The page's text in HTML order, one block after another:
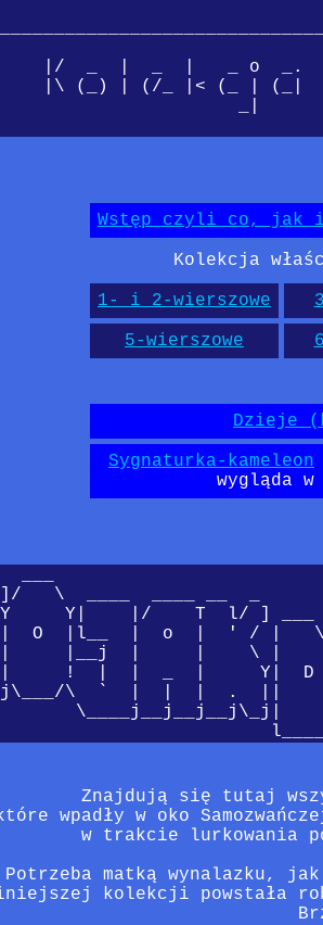
|/  _  |  _  |   _ o  _.
|\ (_) | (/_ |< (_ | (_|
Wstęp czyli co, jak
Kolekcja
1- i 2-wierszowe
5-wierszowe
Dzieje
Sygnaturka-kameleon
wygląda
\  ____  ____ __  _
Y|    |/    T  l/ ]
O  |l__  |  o  |  ' / |
|__j  |     |    \ |
!  |  |  _  |     Y|  D
\  `  |  |  |  .  ||
\____j__j__j__j\_j|
Znajdują się tutaj
wpadły w oko
w trakcie lurkowania
Potrzeba matką wynalazku,
kolekcji powstała